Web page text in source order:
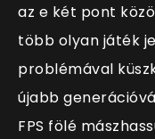
az e két pont
több olyan játék
problémával
újabb
FPS fölé